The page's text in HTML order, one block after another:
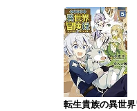
転生貴族の異世